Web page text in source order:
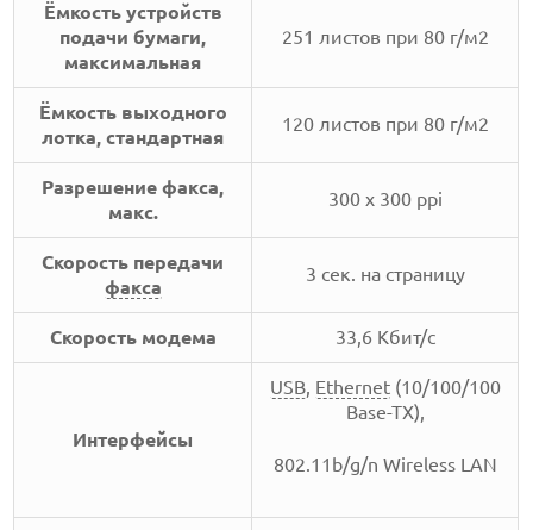
Ёмкость устройств
подачи бумаги,
максимальная
251 листов при 80 г/м2
Ёмкость выходного
лотка, стандартная
120 листов при 80 г/м2
Разрешение факса,
макс.
300 х 300 ppi
Скорость передачи
факса
3 сек. на страницу
Скорость модема 33,6 Кбит/с
Интерфейсы
USB, Ethernet(10/100/100
Base-TX),
802.11b/g/n Wireless LAN